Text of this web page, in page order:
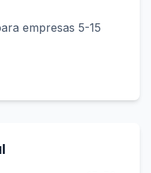
empresas 5-15